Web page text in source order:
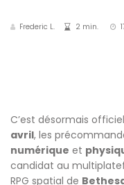
Frederic L. 2 min.
C’est désormais
avril, les
numérique et
candidat au
RPG spatial de